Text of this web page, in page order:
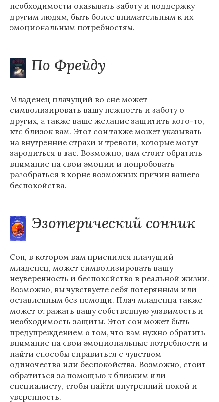
необходимости оказывать заботу и поддержку
другим людям, быть более внимательным к их
эмоциональным потребностям.
По Фрейду
Младенец плачущий во сне может
символизировать вашу нежность и заботу о
других, а также ваше желание защитить кого-то,
кто близок вам. Этот сон также может указывать
на внутренние страхи и тревоги, которые могут
зародиться в вас. Возможно, вам стоит обратить
внимание на свои эмоции и попробовать
разобраться в корне возможных причин вашего
беспокойства.
Эзотерический сонник
Сон, в котором вам приснился плачущий
младенец, может символизировать вашу
неуверенность и беспокойство в реальной жизни.
Возможно, вы чувствуете себя потерянным или
оставленным без помощи. Плач младенца также
может отражать вашу собственную уязвимость и
необходимость защиты. Этот сон может быть
предупреждением о том, что вам нужно обратить
внимание на свои эмоциональные потребности и
найти способы справиться с чувством
одиночества или беспокойства. Возможно, стоит
обратиться за помощью к близким или
специалисту, чтобы найти внутренний покой и
уверенность.